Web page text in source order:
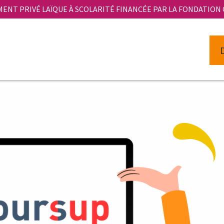
PRIVÉ LAÏQUE À SCOLARITÉ FINANCÉE PAR LA FONDATION